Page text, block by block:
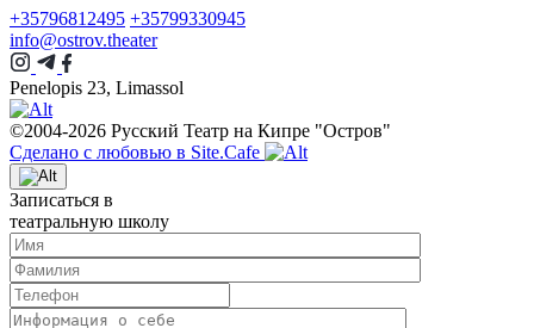
+35796812495 +35799330945
info@ostrov.theater
Penelopis 23, Limassol
©2004-2026 Русский Театр на Кипре "Остров"
Сделано с любовью в Site.Cafe
Записаться в
театральную школу